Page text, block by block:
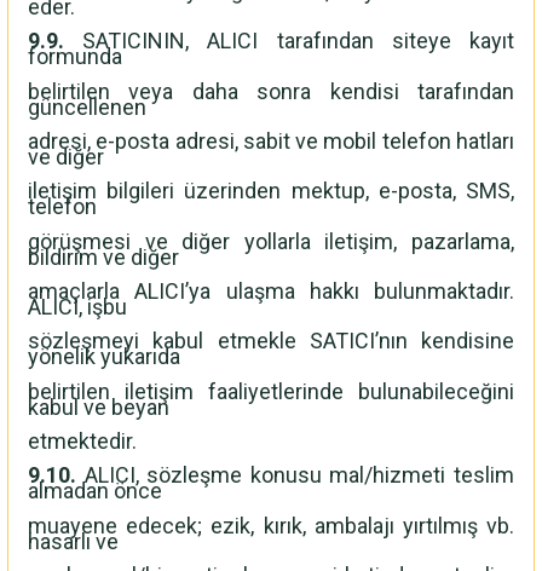
eder.
9.9. SATICININ, ALICI tarafından siteye kayıt
formunda
belirtilen veya daha sonra kendisi tarafından
güncellenen
adresi, e-posta adresi, sabit ve mobil telefon hatları
ve diğer
iletişim bilgileri üzerinden mektup, e-posta, SMS,
telefon
görüşmesi ve diğer yollarla iletişim, pazarlama,
bildirim ve diğer
amaçlarla ALICI’ya ulaşma hakkı bulunmaktadır.
ALICI, işbu
sözleşmeyi kabul etmekle SATICI’nın kendisine
yönelik yukarıda
belirtilen iletişim faaliyetlerinde bulunabileceğini
kabul ve beyan
etmektedir.
9.10. ALICI, sözleşme konusu mal/hizmeti teslim
almadan önce
muayene edecek; ezik, kırık, ambalajı yırtılmış vb.
hasarlı ve